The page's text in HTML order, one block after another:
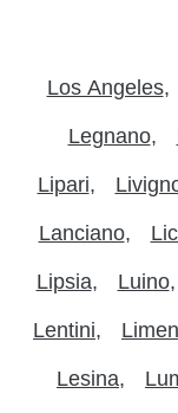
Los Angeles
Legnano
Lipari
Lanciano
Lipsia Luino
Lentini
Lesina